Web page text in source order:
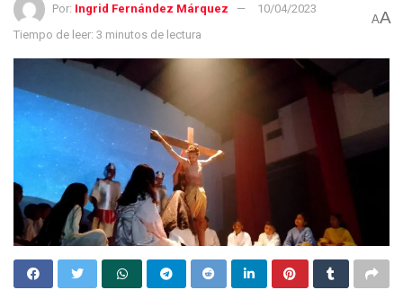
Por: Ingrid Fernández Márquez
10/04/2023
Tiempo de leer: 3 minutos de lectura
AA